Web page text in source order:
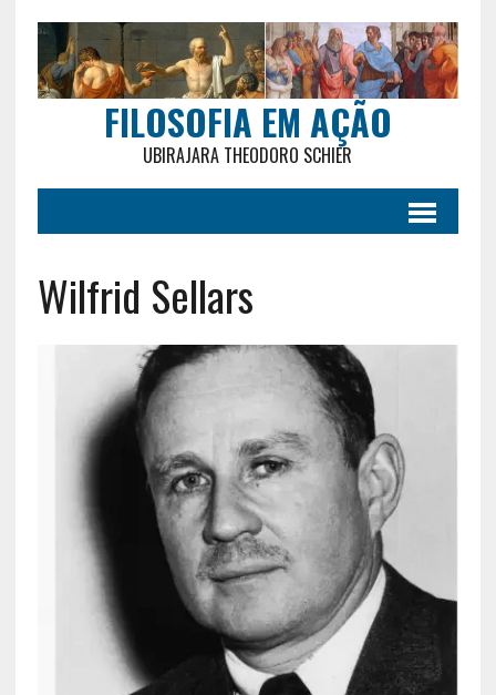
FILOSOFIA EM AÇÃO
UBIRAJARA THEODORO SCHIER
Wilfrid Sellars